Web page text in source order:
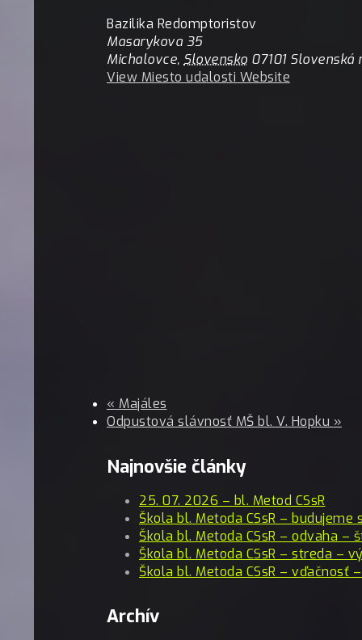
Bazilika Redomptoristov
Masarykova 35
Michalovce, Slovensko 07101 Slovenská
View Miesto udalosti Website
« Majáles
Odpustová slávnosť MŠ bl. V. Hopku »
Najnovšie články
25. 07. 2026 – bl. Metod CSsR
Škola bl. Metoda CSsR –
Škola bl. Metoda CSsR – odvaha –
Škola bl. Metoda CSsR – streda –
Škola bl. Metoda CSsR – vďačnosť
Archív